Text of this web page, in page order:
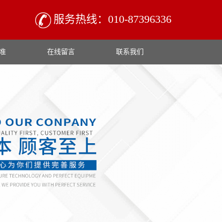
服务热线：010-87396336
在线留言 联系我们